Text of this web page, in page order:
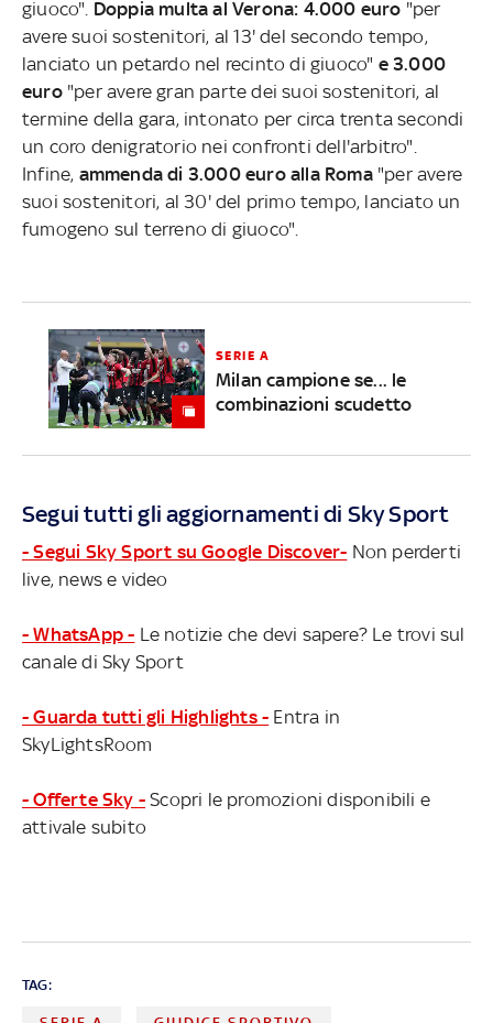
giuoco". Doppia multa al Verona: 4.000 euro "per
avere suoi sostenitori, al 13' del secondo tempo,
lanciato un petardo nel recinto di giuoco" e 3.000
euro"per avere gran parte dei suoi sostenitori, al
termine della gara, intonato per circa trenta secondi
un coro denigratorio nei confronti dell'arbitro".
Infine, ammenda di 3.000 euro alla Roma"per avere
suoi sostenitori, al 30' del primo tempo, lanciato un
fumogeno sul terreno di giuoco".
SERIE A
Milan campione se... le
combinazioni scudetto
Segui tutti gli aggiornamenti di Sky Sport
- Segui Sky Sport su Google Discover- Non perderti
live, news e video
- WhatsApp - Le notizie che devi sapere? Le trovi sul
canale di Sky Sport
- Guarda tutti gli Highlights - Entra in
SkyLightsRoom
- Offerte Sky - Scopri le promozioni disponibili e
attivale subito
TAG: